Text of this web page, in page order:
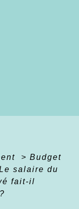
> Budget
salaire du
fait-il